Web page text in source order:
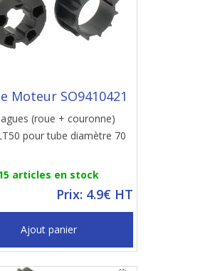
Moteur SO9410421
(roue + couronne)
pour tube diamètre 70
articles en stock
Prix: 4.9€ HT
Ajout panier